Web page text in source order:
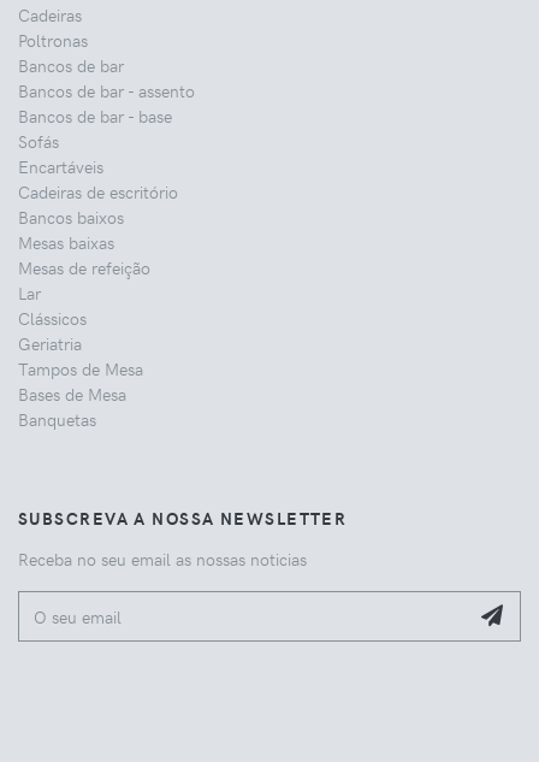
Cadeiras
Poltronas
Bancos de bar
Bancos de bar - assento
Bancos de bar - base
Sofás
Encartáveis
Cadeiras de escritório
Bancos baixos
Mesas baixas
Mesas de refeição
Lar
Clássicos
Geriatria
Tampos de Mesa
Bases de Mesa
Banquetas
SUBSCREVA A NOSSA NEWSLETTER
Receba no seu email as nossas noticias